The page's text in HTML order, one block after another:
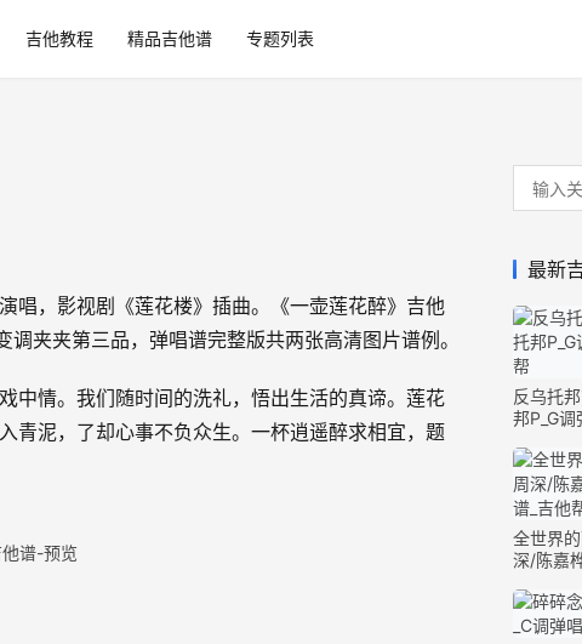
吉他教程 精品吉他谱 专题列表
唱，影视剧《莲花楼》插曲。《一壶莲花醉》吉他
调夹夹第三品，弹唱谱完整版共两张高清图片谱例。
中情。我们随时间的洗礼，悟出生活的真谛。莲花
青泥，了却心事不负众生。一杯逍遥醉求相宜，题
谱-预览
最新
反乌托
邦P_G
全世界
深/陈嘉